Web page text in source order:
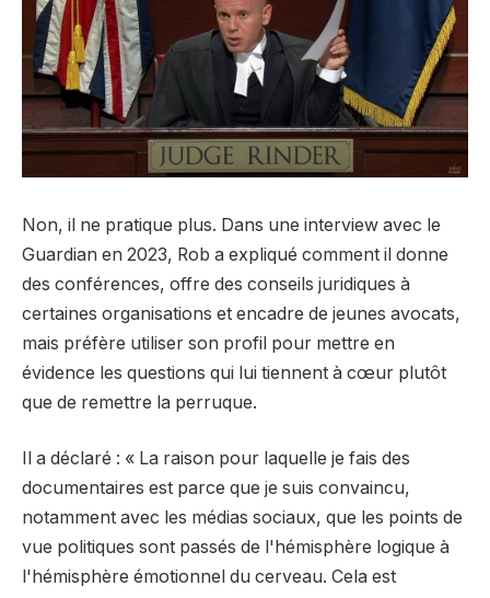
Non, il ne pratique plus. Dans une interview avec le
Guardian en 2023, Rob a expliqué comment il donne
des conférences, offre des conseils juridiques à
certaines organisations et encadre de jeunes avocats,
mais préfère utiliser son profil pour mettre en
évidence les questions qui lui tiennent à cœur plutôt
que de remettre la perruque.
Il a déclaré : « La raison pour laquelle je fais des
documentaires est parce que je suis convaincu,
notamment avec les médias sociaux, que les points de
vue politiques sont passés de l'hémisphère logique à
l'hémisphère émotionnel du cerveau. Cela est